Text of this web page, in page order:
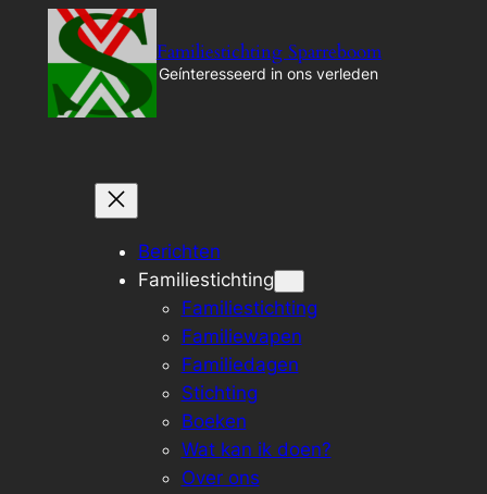
inhoud
Familiestichting Sparreboom
Geínteresseerd in ons verleden
Berichten
Familiestichting
Familiestichting
Familiewapen
Familiedagen
Stichting
Boeken
Wat kan ik doen?
Over ons